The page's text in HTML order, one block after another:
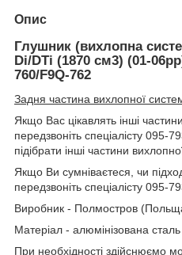
Опис
Глушник (вихлопна
Di/DTi (1870 см3) (01-
760/F9Q-762
Задня частина вихлопної
Якщо Вас цікавлять інші
передзвоніть спеціалісту
підібрати інші частини
Якщо Ви сумніваєтеся, чи
передзвоніть спеціалісту 095-
Виробник - Полмостров
Матеріал - алюмінізована сталь
При необхідності здійснюємо